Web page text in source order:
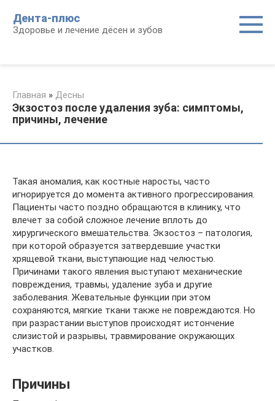
контенту
Дента-плюс
Здоровье и лечение дёсен и зубов
Главная » Десны
Экзостоз после удаления зуба: симптомы,
причины, лечение
Такая аномалия, как костные наросты, часто
игнорируется до момента активного прогрессирования.
Пациенты часто поздно обращаются в клинику, что
влечет за собой сложное лечение вплоть до
хирургического вмешательства. Экзостоз – патология,
при которой образуется затвердевшие участки
хрящевой ткани, выступающие над челюстью.
Причинами такого явления выступают механические
повреждения, травмы, удаление зуба и другие
заболевания. Жевательные функции при этом
сохраняются, мягкие ткани также не повреждаются. Но
при разрастании выступов происходят истончение
слизистой и разрывы, травмирование окружающих
участков.
Причины